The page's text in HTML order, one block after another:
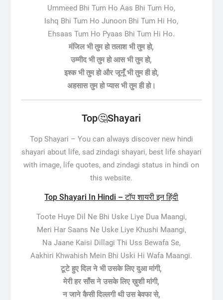
Ummeed Bhi Tum Ho Aas Bhi Tum Ho,
Ishq Bhi Tum Ho Junoon Bhi Tum Hi Ho,
Ehsaas Tum Ho Pyaas Bhi Tum Hi Ho.
मंजिल भी तुम हो तलाश भी तुम हो,
उम्मीद भी तुम हो आस भी तुम हो,
इश्क भी तुम हो और जूनूँ भी तुम ही हो,
अहसास तुम हो प्यास भी तुम ही हो।
Top🤔Shayari
Top Shayari – You can always discover new hindi
shayari about life, sad zindagi shayari, best life shayari
with image, life quotes, and zindagi status in hindi on
this website.
Top Shayari In Hindi – टॉप शायरी इन हिंदी
Toote Huye Dil Ne Bhi Uske Liye Dua Maangi,
Meri Har Saans Ne Uske Liye Khushi Maangi,
Na Jaane Kaisi Dillagi Thi Uss Bewafa Se,
Aakhiri Khwahish Mein Bhi Uski Hi Wafa Maangi.
टूटे हुए दिल ने भी उसके लिए दुआ मांगी,
मेरी हर साँस ने उसके लिए ख़ुशी मांगी,
न जाने कैसी दिल्लगी थी उस बेवफा से,